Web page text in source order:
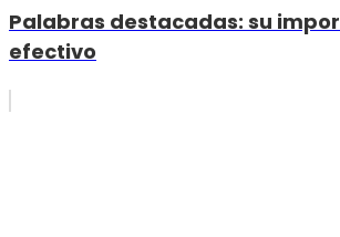
Palabras destacadas: su
efectivo